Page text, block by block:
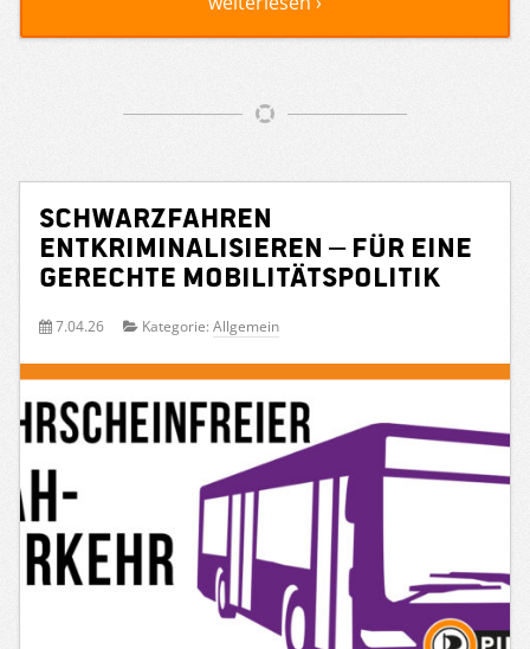
Schwarzfahren
entkriminalisieren – für eine
gerechte Mobilitätspolitik
7.04.26 Kategorie: Allgemein